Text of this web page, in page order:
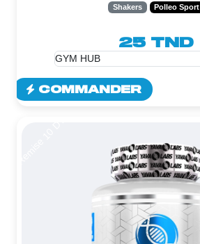
Shakers Polleo Sport
25 TND
COMMANDER